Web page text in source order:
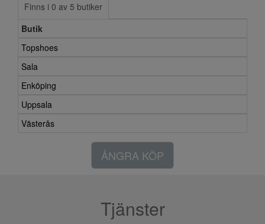
Finns i 0 av 5 butiker
Butik
Topshoes
Sala
Enköping
Uppsala
Västerås
ÅNGRA KÖP
Tjänster